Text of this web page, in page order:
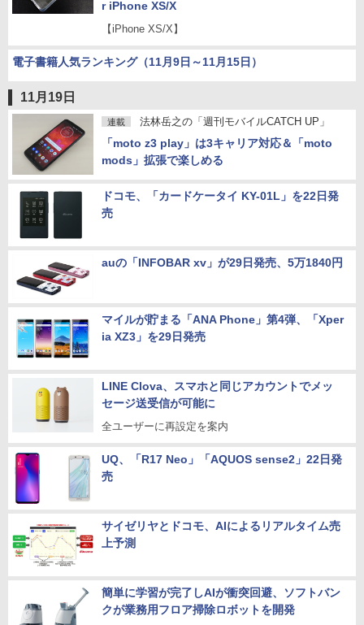
SoftBank SELECTION ハイブリッドケース fo
r iPhone XS/X
11月19日
連載 法林岳之の「週刊モバイルCATCH UP」
「moto z3 play」は3キャリア対応＆「moto
ドコモ、「カードケータイ KY-01L」を22日発
マイルが貯まる「ANA Phone」第4弾、「Xper
LINE Clova、スマホと同じアカウントでメッ
セージ送受信が可能に
UQ、「R17 Neo」「AQUOS sense2」22日発
サイゼリヤとドコモ、AIによるリアルタイム売
簡単に学習が完了しAIが衝突回避、ソフトバン